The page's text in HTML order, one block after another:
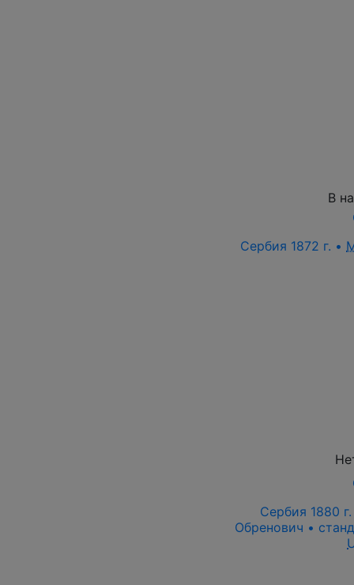
В
Сербия 1872 г. •
Сербия 1880
Обренович •